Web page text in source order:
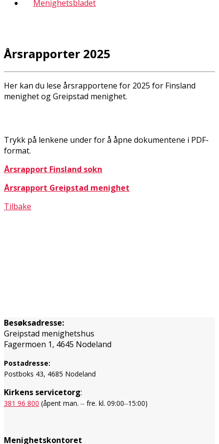
Menighetsbladet
Årsrapporter 2025
Her kan du lese årsrapportene for 2025 for Finsland
menighet og Greipstad menighet.
Trykk på lenkene under for å åpne dokumentene i PDF-
format.
Årsrapport Finsland sokn
Årsrapport Greipstad menighet
Tilbake
Besøksadresse:
Greipstad menighetshus
Fagermoen 1, 4645 Nodeland
Postadresse:
Postboks 43, 4685 Nodeland
Kirkens servicetorg:
381 96 800 (åpent man. – fre. kl. 09:00–15:00)
Menighetskontoret